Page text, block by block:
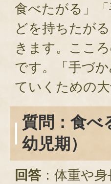
食べたがる」
どを持ちたが
きます。ここ
です。「手づ
ていくための大
質問：食べ
幼児期）
回答：体重や